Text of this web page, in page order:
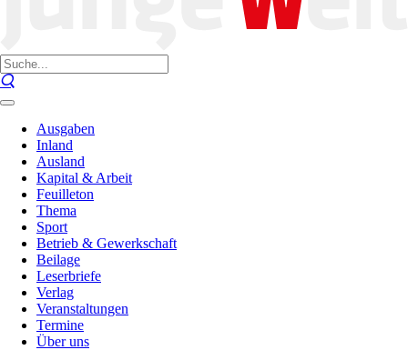
Ausgaben
Inland
Ausland
Kapital & Arbeit
Feuilleton
Thema
Sport
Betrieb & Gewerkschaft
Beilage
Leserbriefe
Verlag
Veranstaltungen
Termine
Über uns